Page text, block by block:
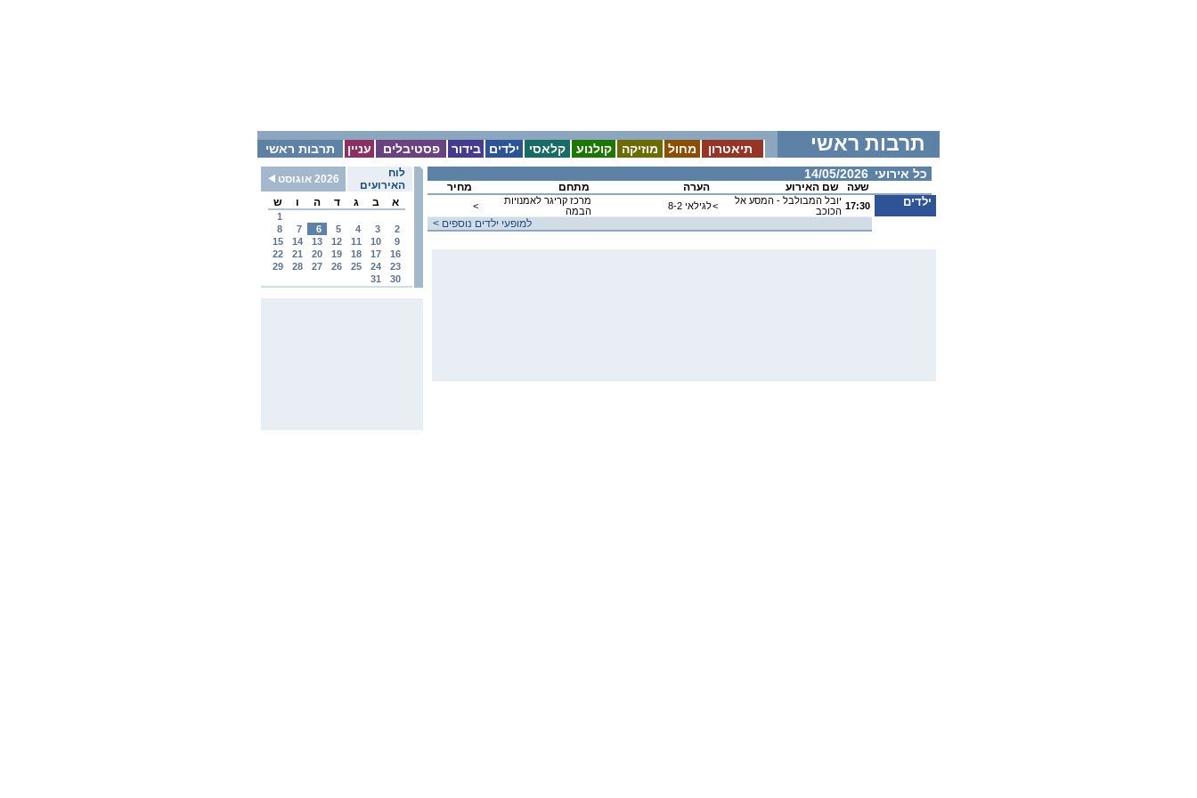
תרבות ראשי עניין פסטיבלים בידור ילדים קלאסי קולנוע מוזיקה מחול תיאטרון תרבות ראשי
לוח
האירועים
2026 אוגוסט
א
ב ג ד ה ו ש
1
2
3
4
5
6
7
8
9
10
11
12
13
14
15
16
17
18
19
20
21
22
23
24
25
26
27
28
29
30
31
כל אירועי
מחיר מתחם הערה שם האירוע שעה
<
מרכז קריגר לאמנויות
הבמה
לגילאי 8-2<
יובל המבולבל - המסע אל
הכוכב 17:30 ילדים
< למופעי ילדים נוספים